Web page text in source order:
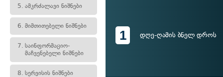
5. ამკრძალავი ნიშნები
6. მიმთითებელი ნიშნები
7. საინფორმაციო-
მაჩვენებელი ნიშნები
8. სერვისის ნიშნები
1 დღე-ღამის ბნელ დროს